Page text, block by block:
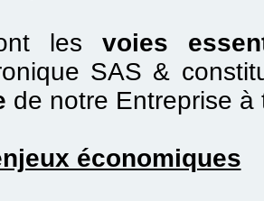
les voies
SAS &
de notre Entreprise à
économiques